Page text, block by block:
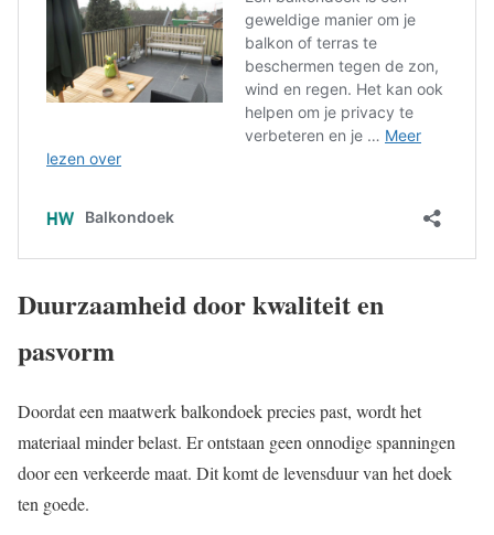
Duurzaamheid door kwaliteit en
pasvorm
Doordat een maatwerk balkondoek precies past, wordt het
materiaal minder belast. Er ontstaan geen onnodige spanningen
door een verkeerde maat. Dit komt de levensduur van het doek
ten goede.